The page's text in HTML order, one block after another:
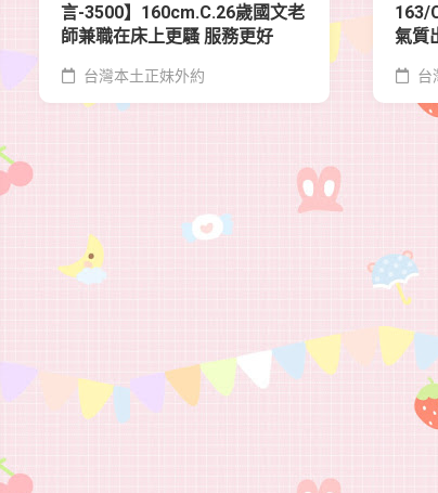
言-3500】160cm.C.26歲國文老
師兼職在床上更騷 服務更好
台灣本土正妹外約
163/
氣質
台